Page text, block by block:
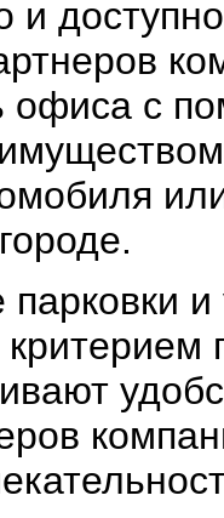
и
офиса с
и